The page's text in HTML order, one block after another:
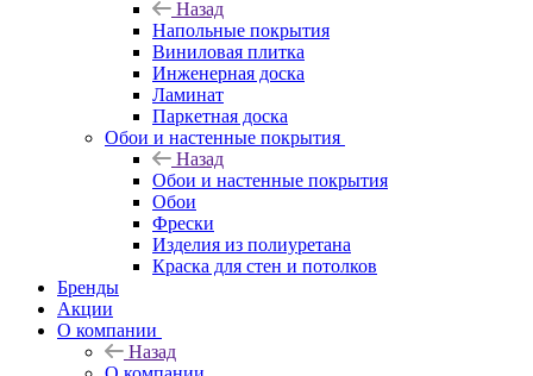
Назад
Напольные покрытия
Виниловая плитка
Инженерная доска
Ламинат
Паркетная доска
Обои и настенные покрытия
Назад
Обои и настенные покрытия
Обои
Фрески
Изделия из полиуретана
Краска для стен и потолков
Бренды
Акции
О компании
Назад